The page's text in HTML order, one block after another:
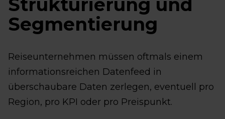
Strukturierung und
Segmentierung
Reiseunternehmen müssen oftmals einem
informationsreichen Datenfeed in
überschaubare Daten zerlegen, eventuell pro
Region, pro KPI oder pro Preispunkt.